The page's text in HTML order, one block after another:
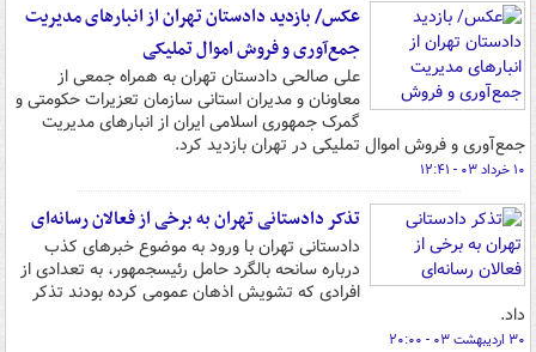
عکس/ بازدید دادستان تهران از انبارهای مدیریت
جمع‌آوری و فروش اموال تملیکی
علی صالحی دادستان تهران به همراه جمعی از
معاونان و مدیران استانی سازمان تعزیرات حکومتی و
گمرک جمهوری اسلامی ایران از انبارهای مدیریت
جمع‌آوری و فروش اموال تملیکی در تهران بازدید کرد.
۱۰ خرداد ۰۳ - ۱۲:۴۱
تذکر دادستانی تهران به برخی از فعالان رسانه‌ای
دادستانی تهران با ورود به موضوع خبرهای کذب
درباره سانحه بالگرد حامل رئیس‎جمهور، به تعدادی از
افرادی که تشویش اذهان عمومی کرده بودند تذکر
داد.
۳۰ اردیبهشت ۰۳ - ۲۰:۰۰